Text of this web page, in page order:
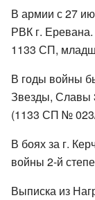
В армии с 27
РВК г.
1133 СП,
В годы войны
Звезды, Славы
(1133 СП №
В боях за г.
войны 2-й
Выписка из